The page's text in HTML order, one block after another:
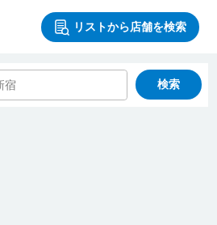
リストから店舗を検索
検索